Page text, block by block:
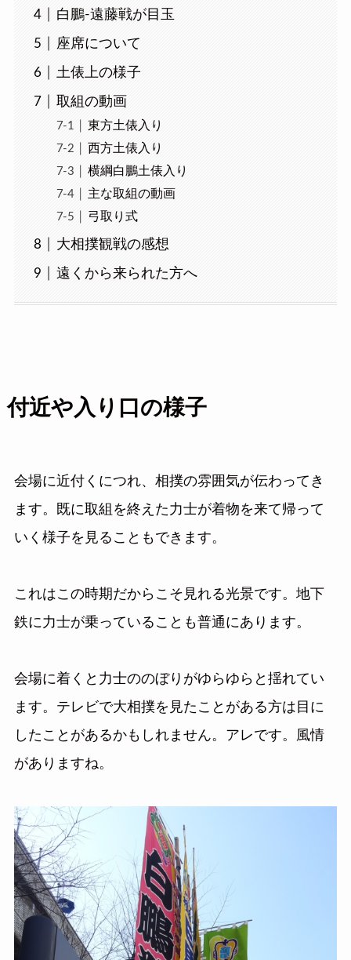
白鵬-遠藤戦が目玉
座席について
土俵上の様子
取組の動画
東方土俵入り
西方土俵入り
横綱白鵬土俵入り
主な取組の動画
弓取り式
大相撲観戦の感想
遠くから来られた方へ
付近や入り口の様子
会場に近付くにつれ、相撲の雰囲気が伝わってき
ます。既に取組を終えた力士が着物を来て帰って
いく様子を見ることもできます。
これはこの時期だからこそ見れる光景です。地下
鉄に力士が乗っていることも普通にあります。
会場に着くと力士ののぼりがゆらゆらと揺れてい
ます。テレビで大相撲を見たことがある方は目に
したことがあるかもしれません。アレです。風情
がありますね。